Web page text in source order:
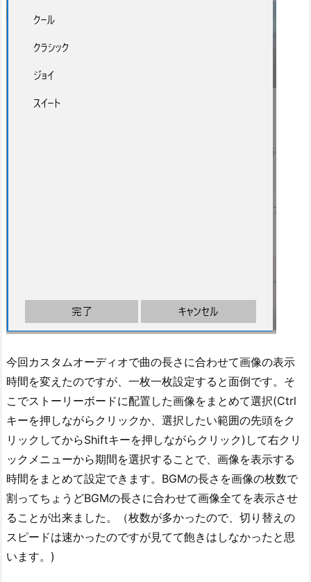
今回カスタムオーディオで曲の長さに合わせて画像の表示
時間を変えたのですが、一枚一枚設定すると面倒です。そ
こでストーリーボードに配置した画像をまとめて選択(Ctrl
キーを押しながらクリックか、選択したい範囲の先頭をク
リックしてからShiftキーを押しながらクリック)して右クリ
ックメニューから期間を選択することで、画像を表示する
時間をまとめて設定できます。BGMの長さを画像の枚数で
割ってちょうどBGMの長さに合わせて画像全てを表示させ
ることが出来ました。（枚数が多かったので、切り替えの
スピードは速かったのですが見てて飽きはしなかったと思
います。)